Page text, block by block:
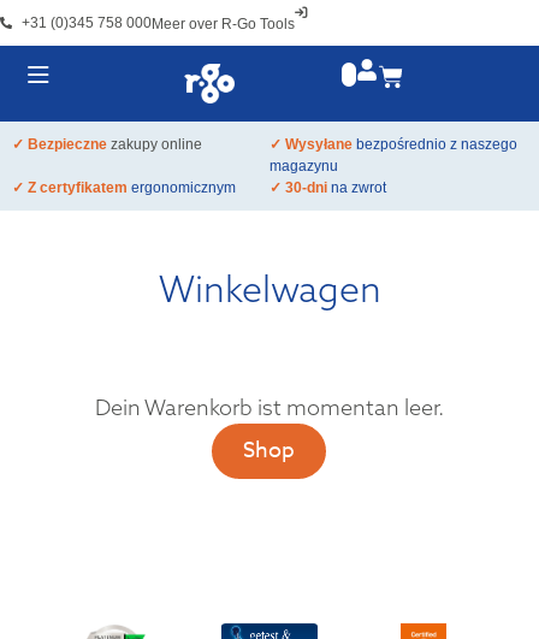
+31 (0)345 758 000Meer over R-Go Tools
✓ Bezpieczne zakupy online ✓ Wysyłane bezpośrednio z naszego
magazynu
✓ Z certyfikatem ergonomicznym ✓ 30-dni na zwrot
Winkelwagen
Dein Warenkorb ist momentan leer.
Shop